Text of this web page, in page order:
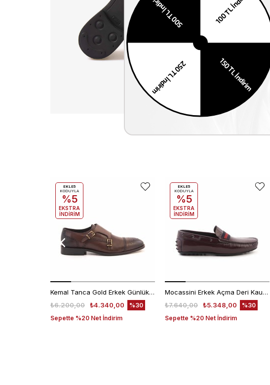
Kemal Tanca Gold Erkek Günlük Ayakkabı 6612-152
₺4.340,00
₺6.200,00
Sepette %20 Net İndirim
%30
EKLE5
KODUYLA
%5
EKSTRA
İNDİRİM
Mocassini Erkek Açma Deri Kauçuk Taban Bordo Günlük Ayakkabı
₺5.348,00
₺7.640,00
Sepette %20 Net İndirim
%30
EKLE5
KODUYLA
%5
EKSTRA
İNDİRİM